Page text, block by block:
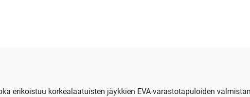
erikoistuu korkealaatuisten jäykkien EVA-varastotapuloiden